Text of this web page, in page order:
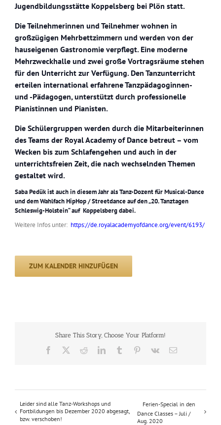
Jugendbildungsstätte Koppelsberg bei Plön statt.
Die Teilnehmerinnen und Teilnehmer wohnen in
großzügigen Mehrbettzimmern und werden von der
hauseigenen Gastronomie verpflegt. Eine moderne
Mehrzweckhalle und zwei große Vortragsräume stehen
für den Unterricht zur Verfügung. Den Tanzunterricht
erteilen international erfahrene Tanzpädagoginnen-
und -Pädagogen, unterstützt durch professionelle
Pianistinnen und Pianisten.
Die Schülergruppen werden durch die Mitarbeiterinnen
des Teams der Royal Academy of Dance betreut – vom
Wecken bis zum Schlafengehen und auch in der
unterrichtsfreien Zeit, die nach wechselnden Themen
gestaltet wird.
Saba Pedükist auch in diesem Jahr als Tanz-Dozent fürMusical-Dance
und demWahlfach HipHop / Streetdanceauf den „20. Tanztagen
Schleswig-Holstein“ auf Koppelsberg dabei.
Weitere Infos unter: https://de.royalacademyofdance.org/event/6193/
ZUM KALENDER HINZUFÜGEN
Share This Story, Choose Your Platform!
Facebook RedditLinkedInTumblr Pinterest
Vk
E-
Leider sind alle Tanz-Workshops und
Fortbildungen bis Dezember 2020 abgesagt,
bzw. verschoben!
Ferien-Special in den
Dance Classes – Juli /
Aug. 2020